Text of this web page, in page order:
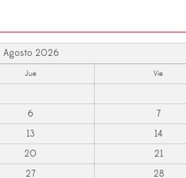
Agosto 2026
Jue Vie
6 7
13 14
20 21
27 28